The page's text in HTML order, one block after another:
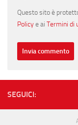
Questo sito è
Policye ai Termini di
SEGUICI: